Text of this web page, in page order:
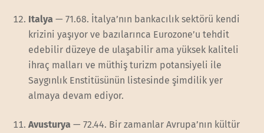
Italya — 71.68. İtalya’nın bankacılık sektörü kendi
krizini yaşıyor ve bazılarınca Eurozone’u tehdit
edebilir düzeye de ulaşabilir ama yüksek kaliteli
ihraç malları ve müthiş turizm potansiyeli ile
Saygınlık Enstitüsünün listesinde şimdilik yer
almaya devam ediyor.
Avusturya — 72.44. Bir zamanlar Avrupa’nın kültür